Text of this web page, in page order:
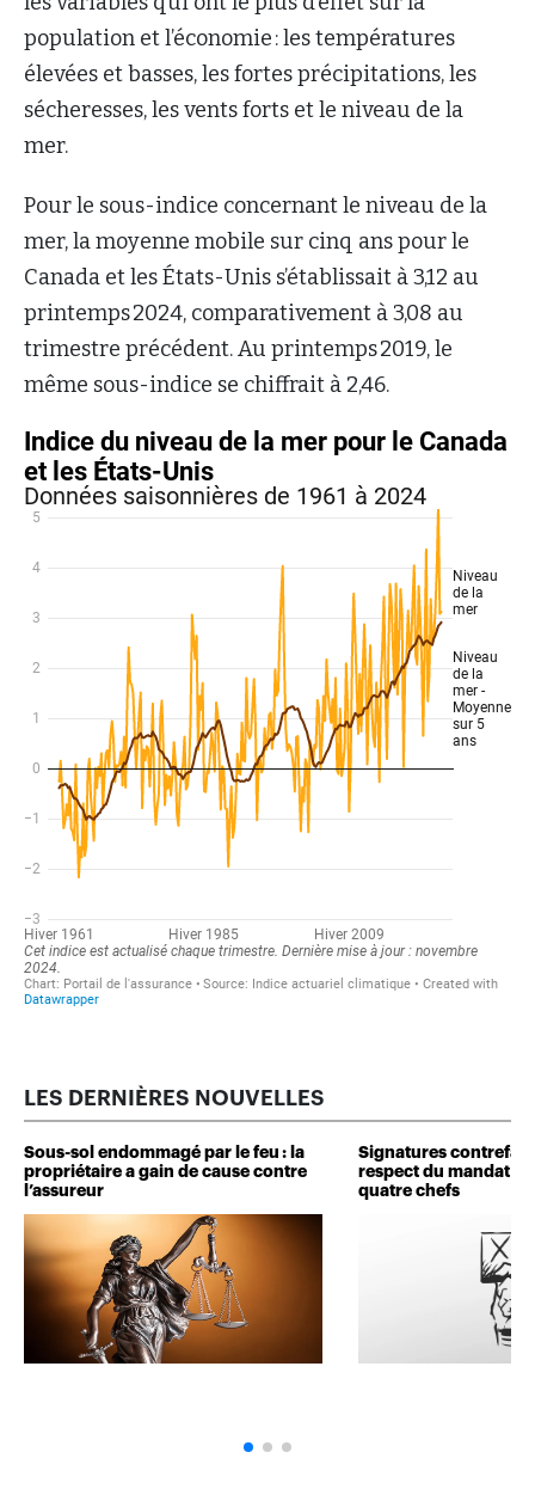
population et l’économie : les températures
élevées et basses, les fortes précipitations, les
sécheresses, les vents forts et le niveau de la
mer.
Pour le sous-indice concernant le niveau de la
mer, la moyenne mobile sur cinq ans pour le
Canada et les États-Unis s’établissait à 3,12 au
printemps 2024, comparativement à 3,08 au
trimestre précédent. Au printemps 2019, le
même sous-indice se chiffrait à 2,46.
LES DERNIÈRES NOUVELLES
Sous-sol endommagé par le feu : la
propriétaire a gain de cause contre
l’assureur
Signatures
respect du mandat :
quatre chefs